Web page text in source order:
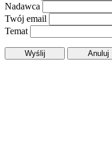
Nadawca
Twój email
Temat
Wyślij Anuluj